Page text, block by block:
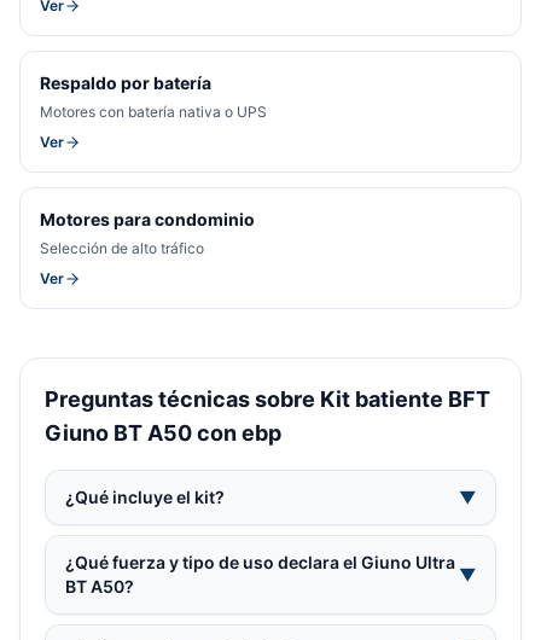
Ver
Respaldo por batería
Motores con batería nativa o UPS
Ver
Motores para condominio
Selección de alto tráfico
Ver
Preguntas técnicas sobre Kit batiente BFT
Giuno BT A50 con ebp
¿Qué incluye el kit? ▼
¿Qué fuerza y tipo de uso declara el Giuno Ultra
BT A50?
▼